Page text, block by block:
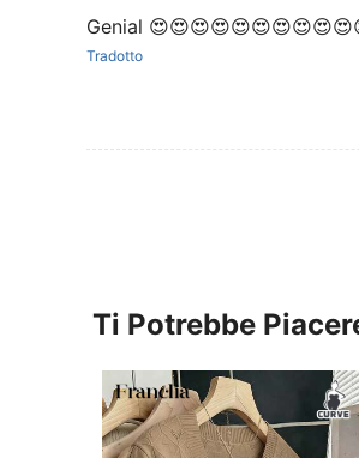
Genial
Tradotto
Ti Potrebbe